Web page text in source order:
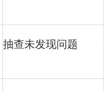
抽查未发现问题